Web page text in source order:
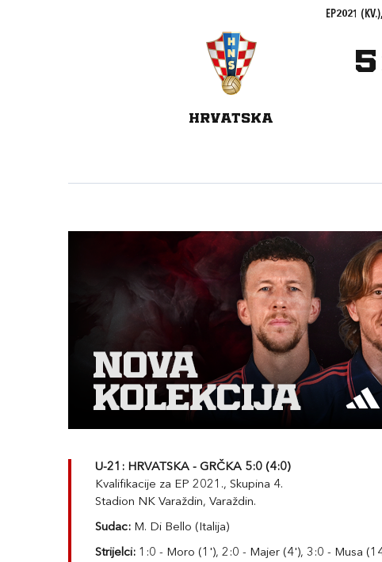
EP2021
HRVATSKA
5
U-21: HRVATSKA - GRČKA 5:0 (4:0)
Kvalifikacije za EP 2021., Skupina 4.
Stadion NK Varaždin, Varaždin.
Sudac: M. Di Bello (Italija)
Strijelci: 1:0 - Moro (1'), 2:0 - Majer (4'), 3:0 - Musa